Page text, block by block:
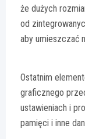
że dużych
od
aby umieszczać
Ostatnim
graficznego
ustawieniach i
pamięci i inne